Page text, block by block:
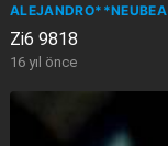
ALEJANDRO**NEUBEA
Zi6 9818
16 yıl önce